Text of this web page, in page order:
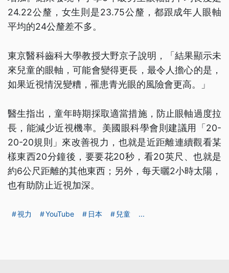
24.22公釐，女生則是23.75公釐，都跟成年人眼軸
平均的24公釐差不多。
東京醫科齒科大學教授大野京子說明，「結果顯示未
來兒童的眼軸，可能會變得更長，最令人擔心的是，
如果近視情況變糟，罹患青光眼的風險會更高。」
醫生指出，童年時期採取適當措施，防止眼軸過度拉
長，能減少近視機率。美國眼科學會則建議用「20-
20-20規則」來改善視力，也就是近距離連續觀看某
樣東西20分鐘後，要要花20秒，看20英尺、也就是
約6公尺距離的其他東西；另外，每天曬2小時太陽，
也有助防止近視加深。
視力 YouTube 日本 兒童 ...